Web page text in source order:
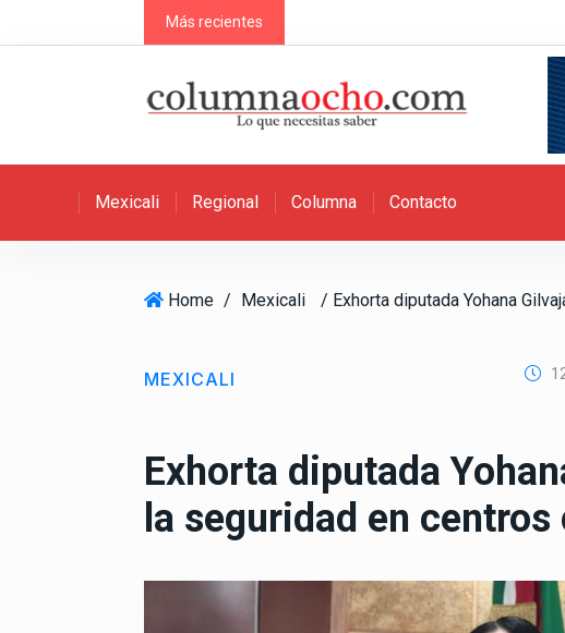
k
Más recientes
Mexicali Regional Columna Contacto
Home / Mexicali
MEXICALI
Exhorta diputada
la seguridad en